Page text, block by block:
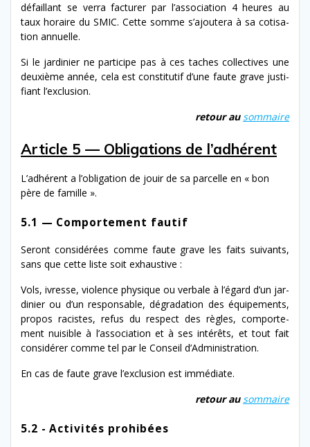
défail­lant se ver­ra fac­tur­er par l’association 4 heures au
taux horaire du SMIC. Cette somme s’a­joutera à sa coti­sa­
tion annuelle.
Si le jar­dinier ne par­ticipe pas à ces tach­es col­lec­tives une
deux­ième année, cela est con­sti­tu­tif d’une faute grave jus­ti­
fi­ant l’exclusion.
retour au som­maire
Article 5 — Obligations de l’adhérent
L’adhérent a l’obligation de jouir de sa par­celle en « bon
père de famille ».
5.1 — Comportement fautif
Seront con­sid­érées comme faute grave les faits suiv­ants,
sans que cette liste soit exhaustive :
Vols, ivresse, vio­lence physique ou ver­bale à l’é­gard d’un jar­
dinier ou d’un respon­s­able, dégra­da­tion des équipements,
pro­pos racistes, refus du respect des règles, com­porte­
ment nuis­i­ble à l’association et à ses intérêts, et tout fait
con­sid­ér­er comme tel par le Conseil d’Administration.
En cas de faute grave l’exclusion est immédiate.
retour au som­maire
5.2 - Activités prohibées